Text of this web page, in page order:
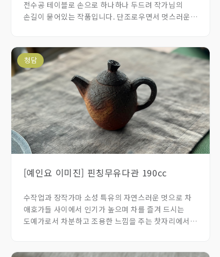
전수공 테이블로 손으로 하나하나 두드려 작가님의
손길이 묻어있는 작품입니다. 단조로우면서 멋스러운
청담
[예인요 이미진] 핀칭무유다관 190cc
수작업과 장작가마 소성 특유의 자연스러운 멋으로 차
애호가들 사이에서 인기가 높으며 차를 즐겨 드시는
도예가로서 차분하고 조용한 느낌을 주는 찻자리에서